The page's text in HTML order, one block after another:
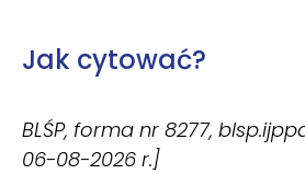
Jak cytować?
BLŚP, forma nr 8277,
06-08-2026 r.]